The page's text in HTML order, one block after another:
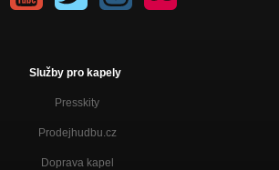
Služby pro kapely
Presskity
Prodejhudbu.cz
Doprava kapel